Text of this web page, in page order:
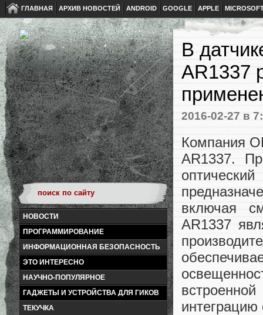
ГЛАВНАЯ АРХИВ НОВОСТЕЙ ANDROID GOOGLE APPLE
НОВОСТИ
ПРОГРАММИРОВАНИЕ
ИНФОРМАЦИОННАЯ БЕЗОПАСНОСТЬ
ЭТО ИНТЕРЕСНО
НАУЧНО-ПОПУЛЯРНОЕ
ГАДЖЕТЫ И УСТРОЙСТВА ДЛЯ ГИКОВ
ТЕКУЧКА
В
AR1337
2016-02-27 в
Компания
AR1337.
включая
AR1337